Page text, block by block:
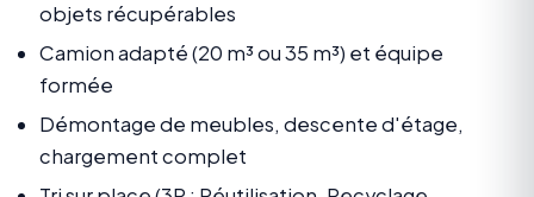
objets récupérables
Camion adapté (20 m³ ou 35 m³) et équipe
formée
Démontage de meubles, descente d'étage,
chargement complet